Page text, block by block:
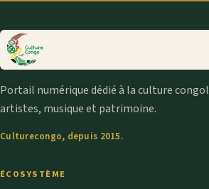
Portail numérique dédié à la culture
artistes, musique et patrimoine.
Culturecongo, depuis 2015.
ÉCOSYSTÈME